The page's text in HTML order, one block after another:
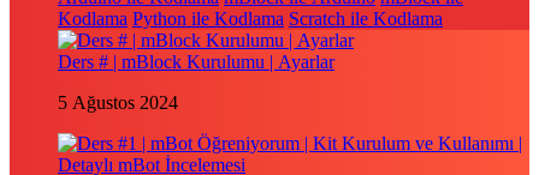
Kodlama Python ile Kodlama Scratch ile Kodlama
Ders # | mBlock Kurulumu | Ayarlar
5 Ağustos 2024